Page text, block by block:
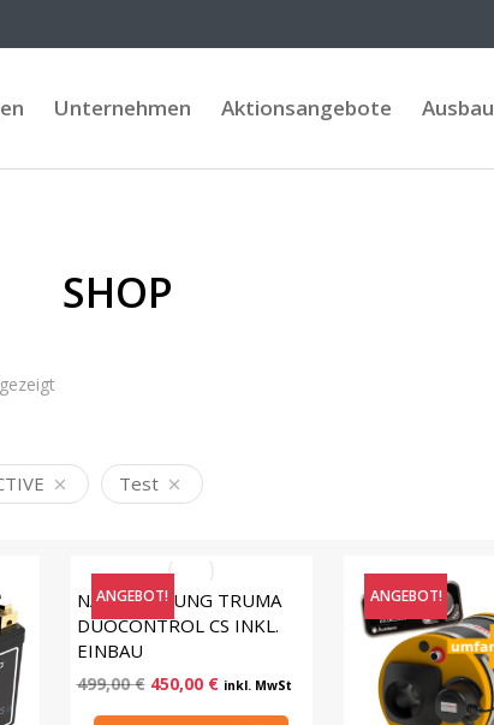
Unternehmen Aktionsangebote Ausbau
SHOP
Test
ANGEBOT!
NACHRÜSTUNG TRUMA
DUOCONTROL CS INKL.
EINBAU
499,00€ 450,00 € inkl. MwSt
ANGEBOT!